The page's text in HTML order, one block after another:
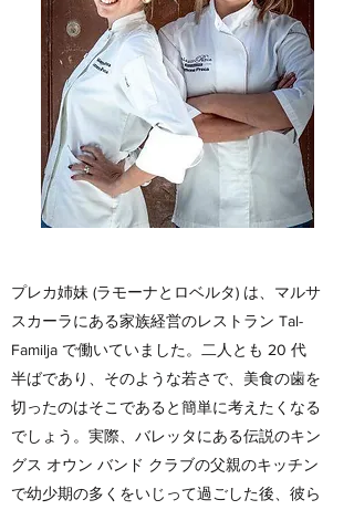
プレカ姉妹 (ラモーナとロベルタ) は、マルサ
スカーラにある家族経営のレストラン Tal-
Familja で働いていました。二人とも 20 代
半ばであり、そのような若さで、美食の歯を
切ったのはそこであると簡単に考えたくなる
でしょう。実際、バレッタにある伝説のキン
グス オウン バンド クラブの父親のキッチン
で幼少期の多くをいじって過ごした後、彼ら